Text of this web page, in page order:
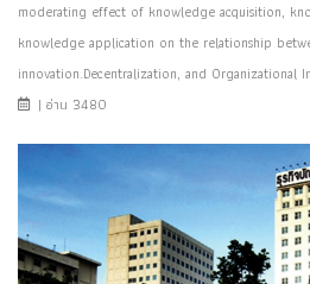
moderating effect of knowledge acquisition,
knowledge application on the relationship
innovation.Decentralization, and Organizational
| อ่าน 3480